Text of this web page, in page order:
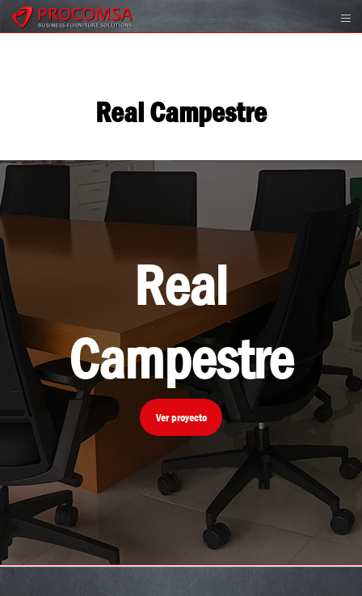
Real Campestre
Real
Campestre
Ver proyecto